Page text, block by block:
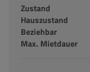
Zustand
Hauszustand
Beziehbar
Max. Mietdauer